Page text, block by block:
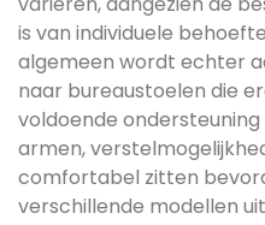
is van individuele
algemeen wordt echter
naar bureaustoelen die
voldoende
armen,
comfortabel zitten
verschillende modellen